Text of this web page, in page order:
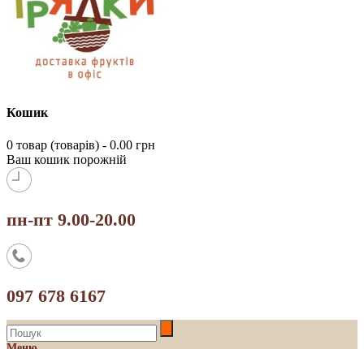
Кошик
0 товар (товарів) - 0.00 грн
Ваш кошик порожній
пн-пт 9.00-20.00
097 678 6167